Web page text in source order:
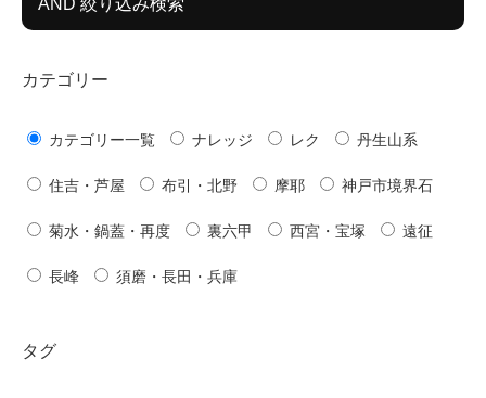
カテゴリー
カテゴリー一覧 ナレッジ レク 丹生山系
住吉・芦屋 布引・北野 摩耶 神戸市境界石
菊水・鍋蓋・再度 裏六甲 西宮・宝塚 遠征
長峰 須磨・長田・兵庫
タグ